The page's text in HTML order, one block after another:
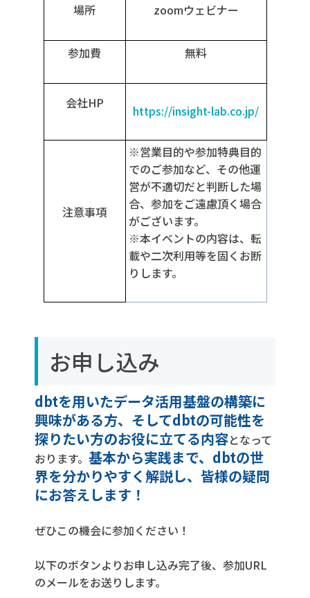
場所 zoomウェビナー
参加費 無料
会社HP https://insight-lab.co.jp/
注意事項
※営業目的や参加特典目的
でのご参加など、その他運
営が不適切だと判断した場
合、参加をご遠慮頂く場合
がございます。
※本イベントの内容は、転
載や二次利用等を固くお断
りします。
お申し込み
dbtを用いたデータ活用基盤の構築に
興味がある方、そしてdbtの可能性を
探りたい方のお役に立てる内容となって
おります。 基本から実践まで、dbtの世
界を分かりやすく解説し、皆様の疑問
にお答えします！
ぜひこの機会に参加ください！
以下のボタンよりお申し込み完了後、参加URL
のメールをお送りします。